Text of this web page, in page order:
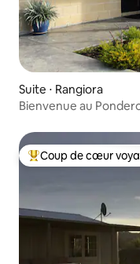
Suite ⋅ Rangiora
Bienvenue au
Coups de cœur
Coup de cœur